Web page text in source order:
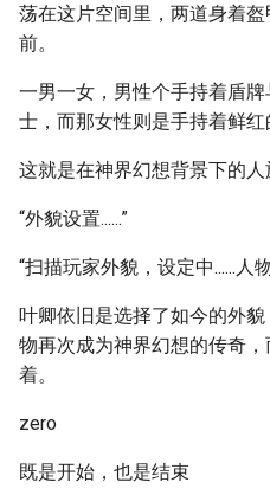
荡在这片空间里，两道身着
前。
一男一女，男性个手持着盾
士，而那女性则是手持着鲜红
这就是在神界幻想背景下的人
“外貌设置......”
“扫描玩家外貌，设定中......人
叶卿依旧是选择了如今的外
物再次成为神界幻想的传奇
着。
zero
既是开始，也是结束